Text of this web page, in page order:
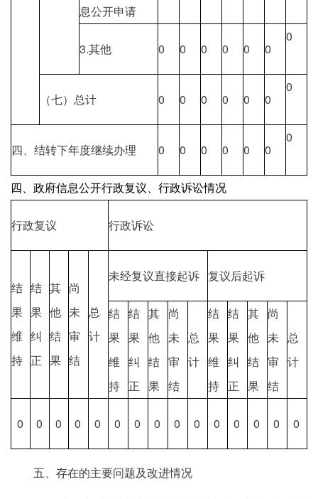
息公开申请
3.其他 0 0 0 0 0 0
0
（七）总计 0 0 0 0 0 0
0
四、结转下年度继续办理 0 0 0 0 0 0
0
四、政府信息公开行政复议、行政诉讼情况
行政复议 行政诉讼
结
果
维
持
结
果
纠
正
其
他
结
果
尚
未
审
结
总
计
未经复议直接起诉 复议后起诉
结
果
维
持
结
果
纠
正
其
他
结
果
尚
未
审
结
总
计
结
果
维
持
结
果
纠
正
其
他
结
果
尚
未
审
结
总
计
0 0 0 0 0 0 0 0 0 0 0 0 0 0 0
五、存在的主要问题及改进情况